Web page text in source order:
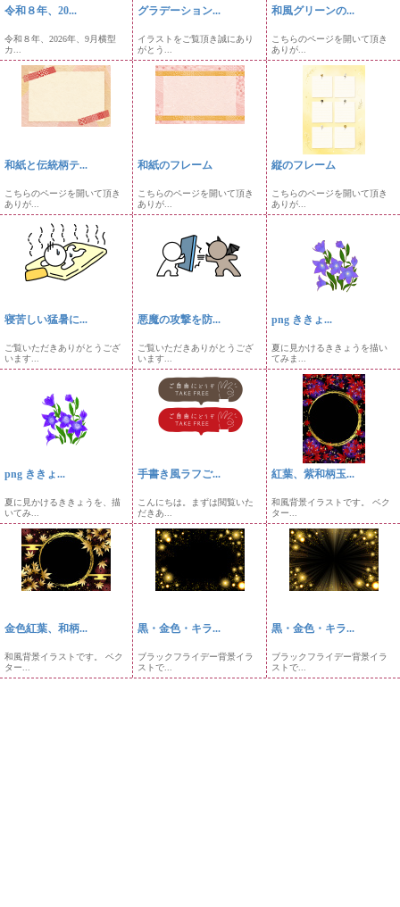
令和８年、20...
令和８年、2026年、9月横型
カ...
グラデーション...
イラストをご覧頂き誠にあり
がとう...
和風グリーンの...
こちらのページを開いて頂き
ありが...
和紙と伝統柄テ...
こちらのページを開いて頂き
ありが...
和紙のフレーム
こちらのページを開いて頂き
ありが...
縦のフレーム
こちらのページを開いて頂き
ありが...
寝苦しい猛暑に...
ご覧いただきありがとうござ
います...
悪魔の攻撃を防...
ご覧いただきありがとうござ
います...
png ききょ...
夏に見かけるききょうを描い
てみま...
png ききょ...
夏に見かけるききょうを、描
いてみ...
手書き風ラフご...
こんにちは。まずは閲覧いた
だきあ...
紅葉、紫和柄玉...
和風背景イラストです。 ベク
ター...
金色紅葉、和柄...
和風背景イラストです。 ベク
ター...
黒・金色・キラ...
ブラックフライデー背景イラ
ストで...
黒・金色・キラ...
ブラックフライデー背景イラ
ストで...